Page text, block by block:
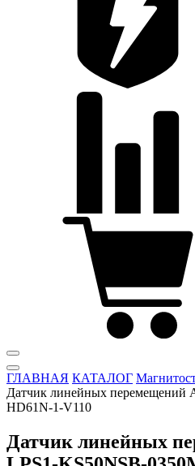
ГЛАВНАЯ КАТАЛОГ
Датчик линейных перемещений
HD61N-1-V110
Датчик линейных